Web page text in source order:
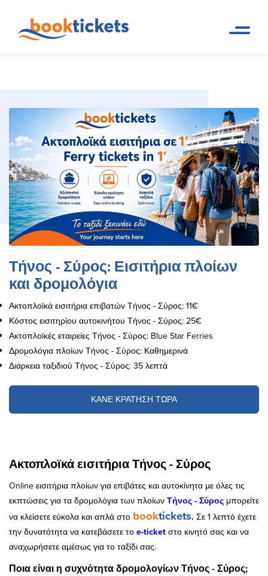
εισιτήρια πλοίων
Τήνος - Σύρος: Εισιτήρια πλοίων
και δρομολόγια
Ακτοπλοϊκά εισιτήρια επιβατών Τήνος - Σύρος: 11€
Κόστος εισιτηρίου αυτοκινήτου Τήνος - Σύρος: 25€
Ακτοπλοϊκές εταιρείες Τήνος - Σύρος: Blue Star Ferries
Δρομολόγια πλοίων Τήνος - Σύρος: Καθημερινά
Διάρκεια ταξιδιού Τήνος - Σύρος: 35 λεπτά
ΚΑΝΕ ΚΡΑΤΗΣΗ ΤΩΡΑ
Ακτοπλοϊκά εισιτήρια Τήνος - Σύρος
Online εισιτήρια πλοίων για επιβάτες και αυτοκίνητα με όλες τις
εκπτώσεις για τα δρομολόγια των πλοίων Τήνος - Σύρος μπορείτε
να κλείσετε εύκολα και απλά στο booktickets. Σε 1 λεπτό έχετε
την δυνατότητα να κατεβάσετε το e-ticket στο κινητό σας και να
αναχωρήσετε αμέσως για το ταξίδι σας.
Ποια είναι η συχνότητα δρομολογίων Τήνος - Σύρος;